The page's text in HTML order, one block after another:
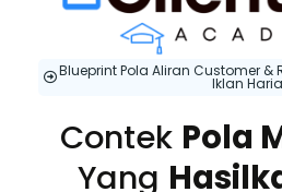
Blueprint Pola Aliran Customer
Iklan
Contek Pola
Yang